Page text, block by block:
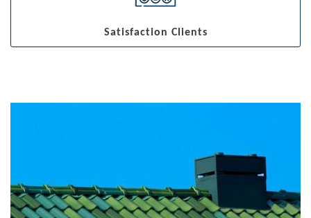
Satisfaction Clients